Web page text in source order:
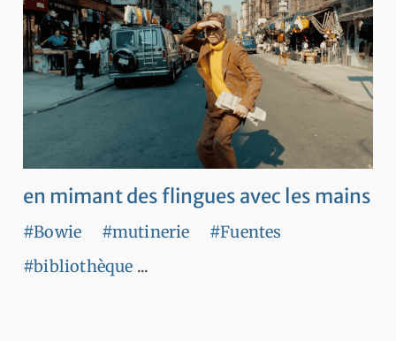
en mimant des flingues avec les mains
#Bowie #mutinerie
#Fuentes
#bibliothèque ...